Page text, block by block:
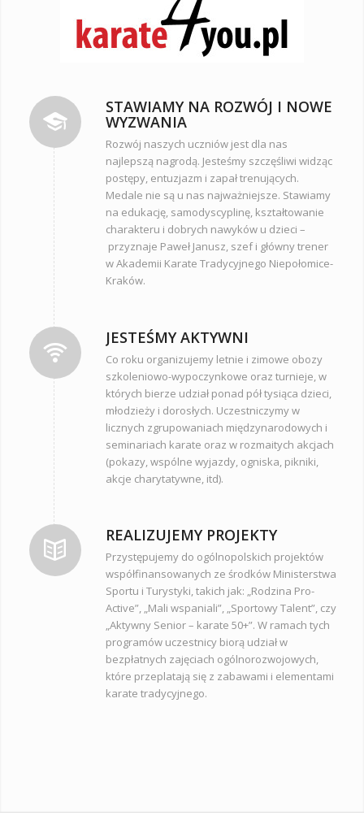
STAWIAMY NA ROZWÓJ I NOWE
WYZWANIA
Rozwój naszych uczniów jest dla nas
najlepszą nagrodą. Jesteśmy szczęśliwi widząc
postępy, entuzjazm i zapał trenujących.
Medale nie są u nas najważniejsze. Stawiamy
na edukację, samodyscyplinę, kształtowanie
charakteru i dobrych nawyków u dzieci –
przyznaje Paweł Janusz, szef i główny trener
w Akademii Karate Tradycyjnego Niepołomice-
Kraków.
JESTEŚMY AKTYWNI
Co roku organizujemy letnie i zimowe obozy
szkoleniowo-wypoczynkowe oraz turnieje, w
których bierze udział ponad pół tysiąca dzieci,
młodzieży i dorosłych. Uczestniczymy w
licznych zgrupowaniach międzynarodowych i
seminariach karate oraz w rozmaitych akcjach
(pokazy, wspólne wyjazdy, ogniska, pikniki,
akcje charytatywne, itd).
REALIZUJEMY PROJEKTY
Przystępujemy do ogólnopolskich projektów
współfinansowanych ze środków Ministerstwa
Sportu i Turystyki, takich jak: „Rodzina Pro-
Active”, „Mali wspaniali”, „Sportowy Talent”, czy
„Aktywny Senior – karate 50+”. W ramach tych
programów uczestnicy biorą udział w
bezpłatnych zajęciach ogólnorozwojowych,
które przeplatają się z zabawami i elementami
karate tradycyjnego.